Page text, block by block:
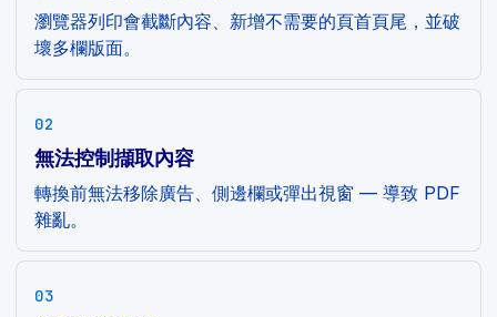
瀏覽器列印會截斷內容、新增不需要的頁首頁尾，並破
壞多欄版面。
02
無法控制擷取內容
轉換前無法移除廣告、側邊欄或彈出視窗 — 導致 PDF
雜亂。
03